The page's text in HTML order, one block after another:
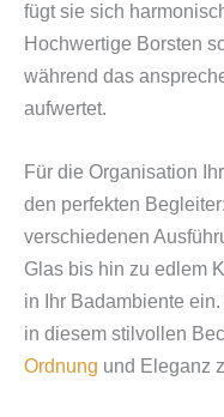
fügt sie sich
Hochwertige Borsten
während das
aufwertet.
Für die Organisation
den perfekten
verschiedenen
Glas bis hin zu edlem
in Ihr Badambiente
in diesem stilvollen
Ordnung und Eleganz